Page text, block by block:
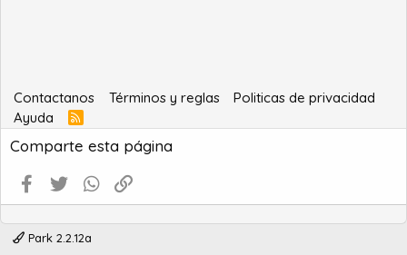
Contactanos Términos y reglas
Politicas de privacidad
Ayuda
R
S
S
Comparte esta página
Facebook
Twitter WhatsApp
Park 2.2.12a